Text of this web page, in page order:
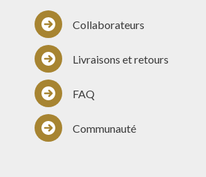
Collaborateurs
Livraisons et retours
FAQ
Communauté